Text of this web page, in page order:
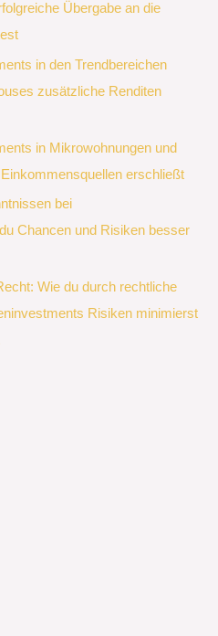
Übergabe an die
in den Trendbereichen
zusätzliche Renditen
in Mikrowohnungen und
erschließt
bei
Chancen und Risiken besser
Wie du durch rechtliche
Risiken minimierst